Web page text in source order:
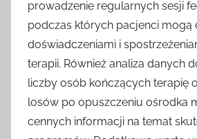
prowadzenie regularnych sesji
podczas których pacjenci mogą
doświadczeniami i
terapii. Również analiza danych
liczby osób kończących terapię
losów po opuszczeniu ośrodka
cennych informacji na temat